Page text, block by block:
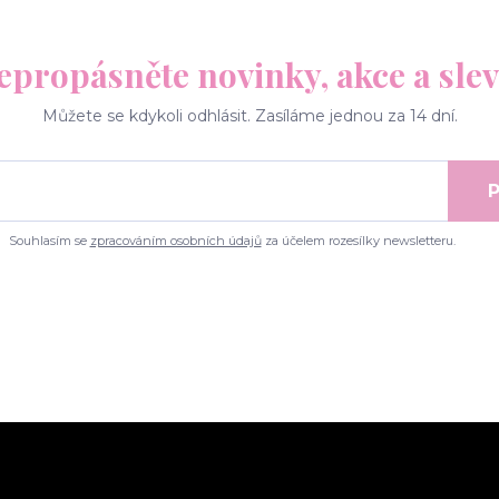
novinky, akce a
Můžete se kdykoli odhlásit. Zasíláme jednou za 14 dní.
Souhlasím se zpracováním osobních údajůza účelem rozesílky newsletteru.